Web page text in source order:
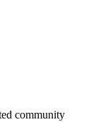
community